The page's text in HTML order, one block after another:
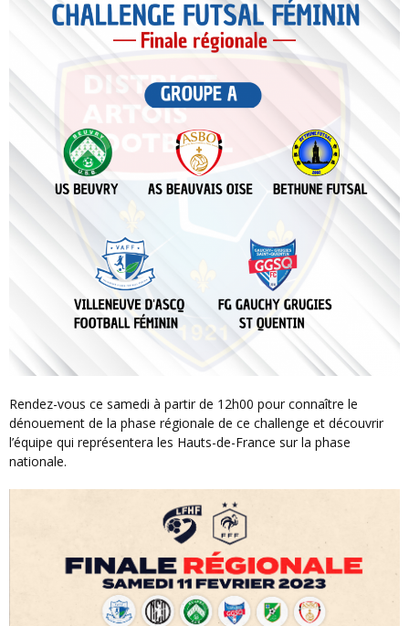
Rendez-vous ce samedi à partir de 12h00 pour connaître le
dénouement de la phase régionale de ce challenge et découvrir
l’équipe qui représentera les Hauts-de-France sur la phase
nationale.